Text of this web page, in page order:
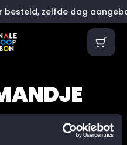
besteld, zelfde dag